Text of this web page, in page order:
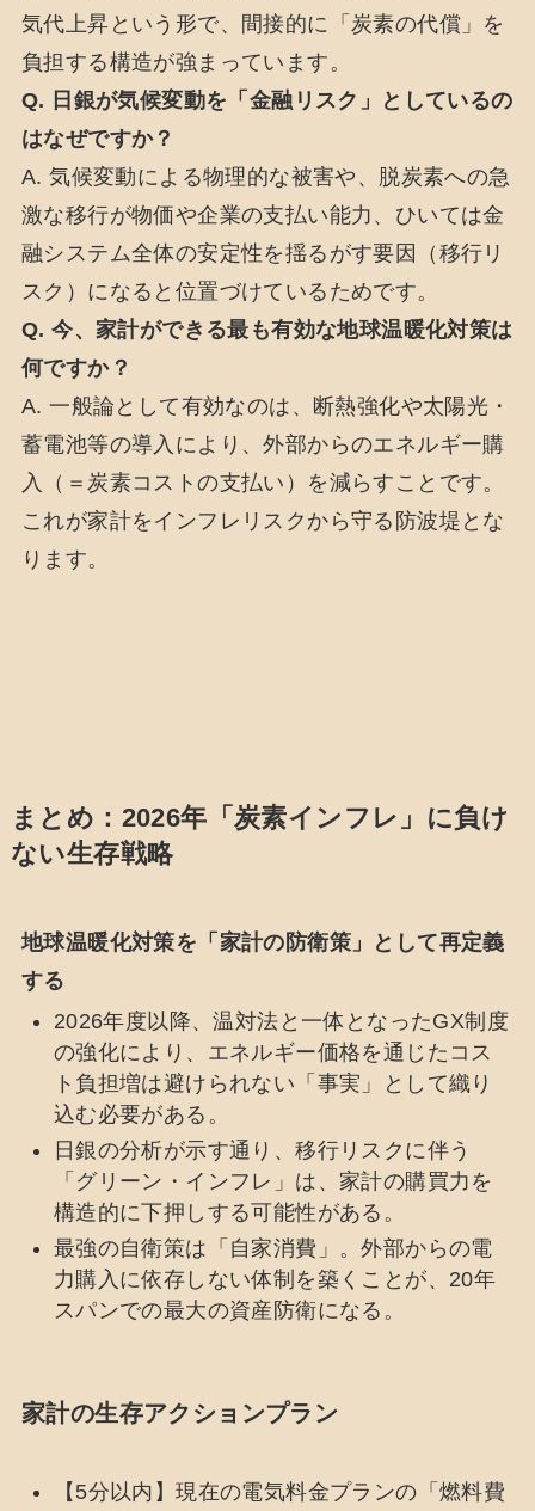
気代上昇という形で、間接的に「炭素の代償」を
負担する構造が強まっています。
Q. 日銀が気候変動を「金融リスク」としているの
はなぜですか？
A. 気候変動による物理的な被害や、脱炭素への急
激な移行が物価や企業の支払い能力、ひいては金
融システム全体の安定性を揺るがす要因（移行リ
スク）になると位置づけているためです。
Q. 今、家計ができる最も有効な地球温暖化対策は
何ですか？
A. 一般論として有効なのは、断熱強化や太陽光・
蓄電池等の導入により、外部からのエネルギー購
入（＝炭素コストの支払い）を減らすことです。
これが家計をインフレリスクから守る防波堤とな
ります。
まとめ：2026年「炭素インフレ」に負け
ない生存戦略
地球温暖化対策を「家計の防衛策」として再定義
する
2026年度以降、温対法と一体となったGX制度
の強化により、エネルギー価格を通じたコス
ト負担増は避けられない「事実」として織り
込む必要がある。
日銀の分析が示す通り、移行リスクに伴う
「グリーン・インフレ」は、家計の購買力を
構造的に下押しする可能性がある。
最強の自衛策は「自家消費」。外部からの電
力購入に依存しない体制を築くことが、20年
スパンでの最大の資産防衛になる。
家計の生存アクションプラン
【5分以内】現在の電気料金プランの「燃料費